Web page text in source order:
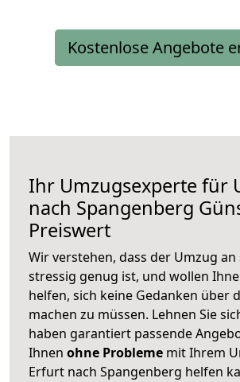
Kostenlose Angebote
Ihr Umzugsexperte für
nach Spangenberg
Preiswert
Wir verstehen, dass der Umzug an
stressig genug ist, und wollen
helfen, sich keine Gedanken über
machen zu müssen. Lehnen Sie
haben garantiert passende
Ihnen ohne Probleme mit Ihrem
Erfurt nach Spangenberg helfen